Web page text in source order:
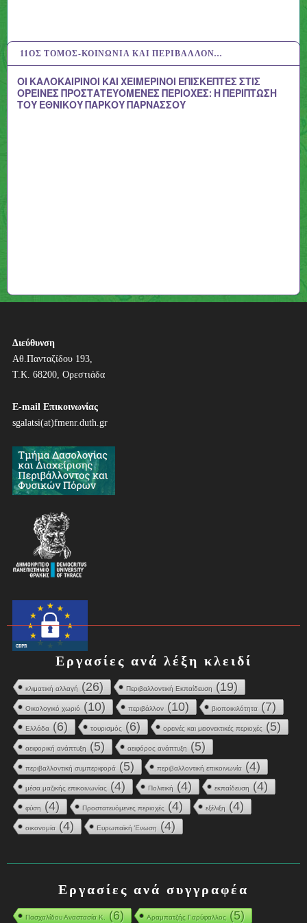
11ΟΣ ΤΌΜΟΣ-ΚΟΙΝΩΝΊΑ ΚΑΙ ΠΕΡΙΒΆΛΛΟΝ…
ΟΙ ΚΑΛΟΚΑΙΡΙΝΟΙ ΚΑΙ ΧΕΙΜΕΡΙΝΟΙ ΕΠΙΣΚΕΠΤΕΣ ΣΤΙΣ
ΟΡΕΙΝΕΣ ΠΡΟΣΤΑΤΕΥΟΜΕΝΕΣ ΠΕΡΙΟΧΕΣ: Η ΠΕΡΙΠΤΩΣΗ
ΤΟΥ ΕΘΝΙΚΟΥ ΠΑΡΚΟΥ ΠΑΡΝΑΣΣΟΥ
13 ΙΟΎΛ 2020
Διεύθυνση
Αθ.Πανταζίδου 193,
Τ.Κ. 68200, Ορεστιάδα
E-mail Επικοινωνίας
sgalatsi(at)fmenr.duth.gr
Εργασίες ανά λέξη κλειδί
κλιματική αλλαγή (26) Περιβαλλοντική Εκπαίδευση (19)
Οικολογικό χωριό (10) περιβάλλον (10) βιοποικιλότητα (7)
Ελλάδα (6) τουρισμός (6) ορεινές και μειονεκτικές περιοχές (5)
αειφορική ανάπτυξη (5) αειφόρος ανάπτυξη (5)
περιβαλλοντική συμπεριφορά (5) περιβαλλοντική επικοινωνία (4)
μέσα μαζικής επικοινωνίας (4) Πολιτική (4) εκπαίδευση (4)
φύση (4) Προστατευόμενες περιοχές (4) εξέλιξη (4)
οικονομία (4) Ευρωπαϊκή Ένωση (4)
Εργασίες ανά συγγραφέα
Πασχαλίδου Αναστασία Κ. (6) Αραμπατζής Γαρύφαλλος(5)